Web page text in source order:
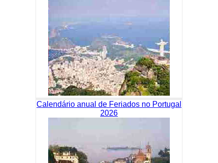
Calendário anual de Feriados no Portugal
2026